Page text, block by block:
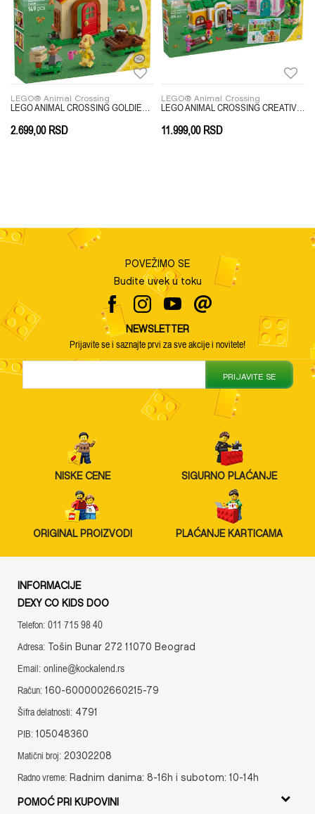
Anti-spam zaštita - izračunajte koliko je 6 - 1 :
LEGO® Animal Crossing
2.699,00 RSD
LEGO® Animal Crossing
11.999,00 RSD
POVEŽIMO SE
Budite uvek u toku
NEWSLETTER
Prijavite se i saznajte prvi za sve akcije i novitete!
PRIJAVITE SE
NISKE CENE SIGURNO PLAĆANJE
ORIGINAL PROIZVODI PLAĆANJE KARTICAMA
INFORMACIJE
DEXY CO KIDS DOO
Telefon: 011 715 98 40
Adresa: Tošin Bunar 272 11070 Beograd
Email: online@kockalend.rs
Račun: 160-6000002660215-79
Šifra delatnosti: 4791
PIB: 105048360
Matični broj: 20302208
Radno vreme: Radnim danima: 8-16h i subotom: 10-14h
POMOĆ PRI KUPOVINI